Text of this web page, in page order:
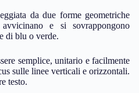
da due forme geometriche
e si sovrappongono
di blu o verde.
semplice, unitario e facilmente
sulle linee verticali e orizzontali.
testo.